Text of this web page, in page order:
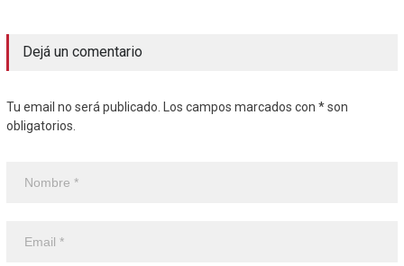
Dejá un comentario
Tu email no será publicado. Los campos marcados con * son
obligatorios.